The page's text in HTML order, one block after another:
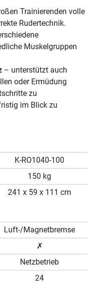
Trainierenden volle
Rudertechnik.
Muskelgruppen
– unterstützt auch
oder Ermüdung
zu
im Blick zu
K-RO1040-100
150 kg
241 x 59 x 111 cm
Luft-/Magnetbremse
✗
Netzbetrieb
24